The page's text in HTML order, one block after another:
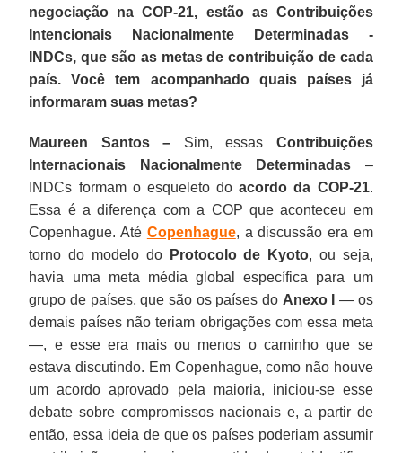
negociação na COP-21, estão as Contribuições
Intencionais Nacionalmente Determinadas -
INDCs, que são as metas de contribuição de cada
país. Você tem acompanhado quais países já
informaram suas metas?
Maureen Santos – Sim, essas Contribuições
Internacionais Nacionalmente Determinadas –
INDCs formam o esqueleto doacordo da COP-21.
Essa é a diferença com a COP que aconteceu em
Copenhague. Até Copenhague, a discussão era em
torno do modelo do
Protocolo de Kyoto, ou seja,
havia uma meta média global específica para um
grupo de países, que são os países do Anexo I
— os
demais países não teriam obrigações com essa meta
—, e esse era mais ou menos o caminho que se
estava discutindo. Em Copenhague, como não houve
um acordo aprovado pela maioria, iniciou-se esse
debate sobre compromissos nacionais e, a partir de
então, essa ideia de que os países poderiam assumir